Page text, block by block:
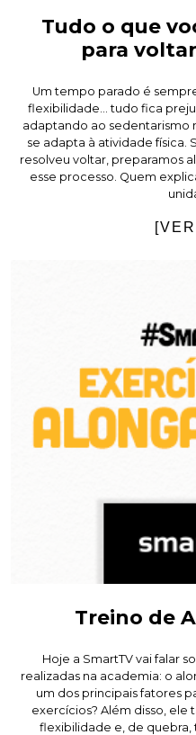
Tudo o que
para
Um tempo parado é
flexibilidade… tudo fica
adaptando ao sedentarismo
se adapta à atividade física.
resolveu voltar, preparamos
esse processo. Quem
Treino de
Hoje a SmartTV vai falar
realizadas na academia: o
um dos principais fatores
exercícios? Além disso, ele
flexibilidade e, de quebra,